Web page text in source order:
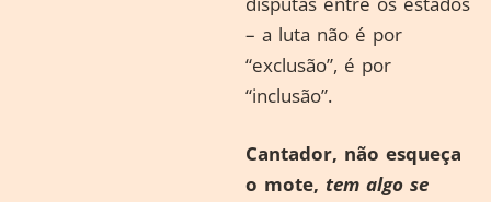
– a luta não é por
“exclusão”, é por
“inclusão”.
Cantador, não esqueça
o mote, tem algo se